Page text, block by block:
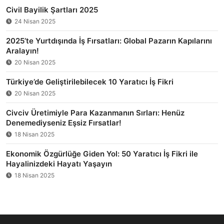
Civil Bayilik Şartları 2025
24 Nisan 2025
2025’te Yurtdışında İş Fırsatları: Global Pazarın Kapılarını
Aralayın!
20 Nisan 2025
Türkiye’de Geliştirilebilecek 10 Yaratıcı İş Fikri
20 Nisan 2025
Civciv Üretimiyle Para Kazanmanın Sırları: Henüz
Denemediyseniz Eşsiz Fırsatlar!
18 Nisan 2025
Ekonomik Özgürlüğe Giden Yol: 50 Yaratıcı İş Fikri ile
Hayalinizdeki Hayatı Yaşayın
18 Nisan 2025